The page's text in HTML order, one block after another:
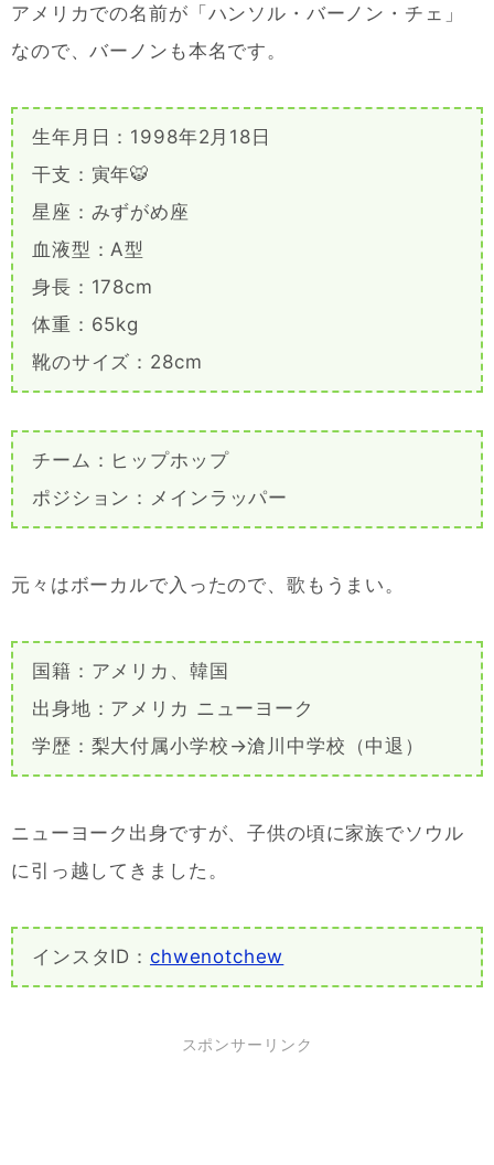
アメリカでの名前が「ハンソル・バーノン・チェ」
なので、バーノンも本名です。
生年月日：1998年2月18日
干支：寅年🐯
星座：みずがめ座
血液型：A型
身長：178cm
体重：65kg
靴のサイズ：28cm
チーム：ヒップホップ
ポジション：メインラッパー
元々はボーカルで入ったので、歌もうまい。
国籍：アメリカ、韓国
出身地：アメリカ ニューヨーク
学歴：梨大付属小学校→滄川中学校（中退）
ニューヨーク出身ですが、子供の頃に家族でソウル
に引っ越してきました。
インスタID： chwenotchew
スポンサーリンク